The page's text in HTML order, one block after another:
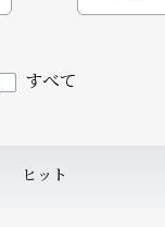
すべて
ヒット